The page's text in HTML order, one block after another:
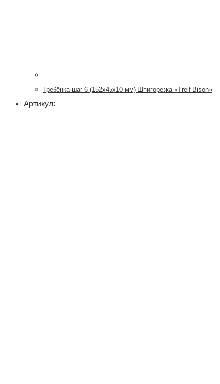
Гребёнка шаг 6 (152х45х10 мм) Шпигорезка «Treif Bison»
Артикул: